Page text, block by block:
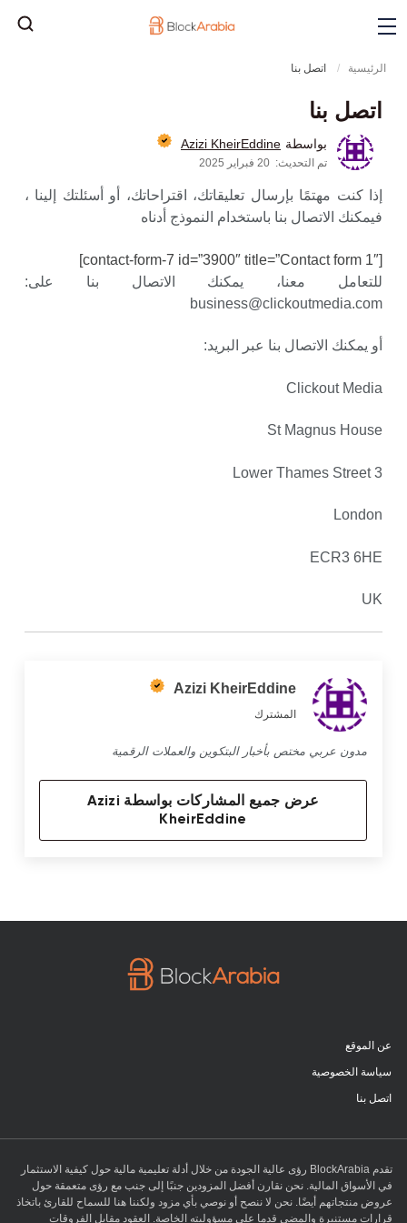
الرئيسية اتصل بنا
اتصل بنا
بواسطة Azizi KheirEddine
تم التحديث: 20 فبراير 2025
إذا كنت مهتمًا بإرسال تعليقاتك، اقتراحاتك، أو أسئلتك إلينا ،
فيمكنك الاتصال بنا باستخدام النموذج أدناه
[contact-form-7 id=”3900″ title=”Contact form 1″]
للتعامل معنا، يمكنك الاتصال بنا على:
business@clickoutmedia.com
أو يمكنك الاتصال بنا عبر البريد:
Clickout Media
St Magnus House
3 Lower Thames Street
London
ECR3 6HE
UK
Azizi KheirEddine
المشترك
مدون عربي مختص بأخبار البتكوين والعملات الرقمية
عرض جميع المشاركات بواسطة Azizi
KheirEddine
عن الموقع
سياسة الخصوصية
اتصل بنا
تقدم BlockArabia رؤى عالية الجودة من خلال أدلة تعليمية مالية حول كيفية الاستثمار
في الأسواق المالية. نحن نقارن أفضل المزودين جنبًا إلى جنب مع رؤى متعمقة حول
عروض منتجاتهم أيضًا. نحن لا ننصح أو نوصي بأي مزود ولكننا هنا للسماح للقارئ باتخاذ
قرارات مستنيرة والمضي قدما على مسؤوليته الخاصة. العقود مقابل الفروقات